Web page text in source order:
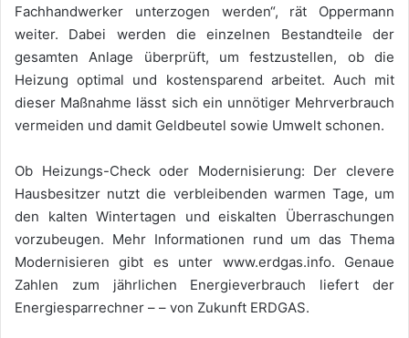
Fachhandwerker unterzogen werden“, rät Oppermann
weiter. Dabei werden die einzelnen Bestandteile der
gesamten Anlage überprüft, um festzustellen, ob die
Heizung optimal und kostensparend arbeitet. Auch mit
dieser Maßnahme lässt sich ein unnötiger Mehrverbrauch
vermeiden und damit Geldbeutel sowie Umwelt schonen.
Ob Heizungs-Check oder Modernisierung: Der clevere
Hausbesitzer nutzt die verbleibenden warmen Tage, um
den kalten Wintertagen und eiskalten Überraschungen
vorzubeugen. Mehr Informationen rund um das Thema
Modernisieren gibt es unter www.erdgas.info. Genaue
Zahlen zum jährlichen Energieverbrauch liefert der
Energiesparrechner – – von Zukunft ERDGAS.